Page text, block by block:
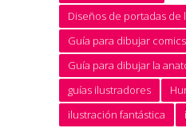
Diseños de portadas de
Guía para dibujar comics
Guía para dibujar la
guías ilustradores
ilustración fantástica